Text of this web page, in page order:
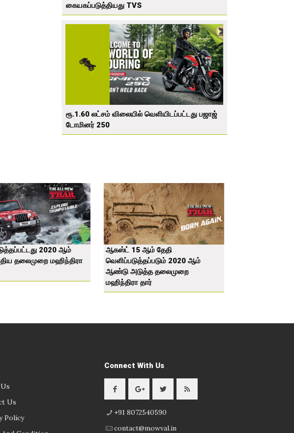
கையகப்படுத்தியது TVS
ரூ.1.60 லட்சம் விலையில் வெளியிடப்பட்டது பஜாஜ்
டோமினர் 250
2020 ஆம்
தலைமுறை மஹிந்திரா
ஆகஸ்ட் 15 ஆம் தேதி
வெளிப்படுத்தப்படும் 2020 ஆம்
ஆண்டு அடுத்த தலைமுறை
மஹிந்திரா தார்
Us
Policy
Connect With Us
+91 8072540590
contact@mowval.in